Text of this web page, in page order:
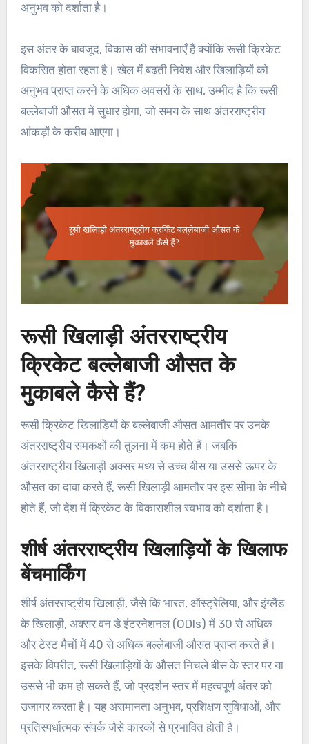
अनुभव को दर्शाता है।
इस अंतर के बावजूद, विकास की संभावनाएँ हैं क्योंकि रूसी क्रिकेट
विकसित होता रहता है। खेल में बढ़ती निवेश और खिलाड़ियों को
अनुभव प्राप्त करने के अधिक अवसरों के साथ, उम्मीद है कि रूसी
बल्लेबाजी औसत में सुधार होगा, जो समय के साथ अंतरराष्ट्रीय
आंकड़ों के करीब आएगा।
रूसी खिलाड़ी अंतरराष्ट्रीय
क्रिकेट बल्लेबाजी औसत के
मुकाबले कैसे हैं?
रूसी क्रिकेट खिलाड़ियों के बल्लेबाजी औसत आमतौर पर उनके
अंतरराष्ट्रीय समकक्षों की तुलना में कम होते हैं। जबकि
अंतरराष्ट्रीय खिलाड़ी अक्सर मध्य से उच्च बीस या उससे ऊपर के
औसत का दावा करते हैं, रूसी खिलाड़ी आमतौर पर इस सीमा के नीचे
होते हैं, जो देश में क्रिकेट के विकासशील स्वभाव को दर्शाता है।
शीर्ष अंतरराष्ट्रीय खिलाड़ियों के खिलाफ
बेंचमार्किंग
शीर्ष अंतरराष्ट्रीय खिलाड़ी, जैसे कि भारत, ऑस्ट्रेलिया, और इंग्लैंड
के खिलाड़ी, अक्सर वन डे इंटरनेशनल (ODIs) में 30 से अधिक
और टेस्ट मैचों में 40 से अधिक बल्लेबाजी औसत प्राप्त करते हैं।
इसके विपरीत, रूसी खिलाड़ियों के औसत निचले बीस के स्तर पर या
उससे भी कम हो सकते हैं, जो प्रदर्शन स्तर में महत्वपूर्ण अंतर को
उजागर करता है। यह असमानता अनुभव, प्रशिक्षण सुविधाओं, और
प्रतिस्पर्धात्मक संपर्क जैसे कारकों से प्रभावित होती है।